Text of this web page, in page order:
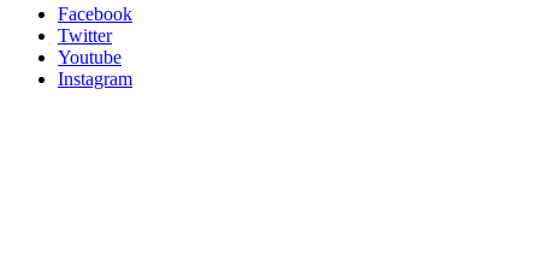
Facebook
Twitter
Youtube
Instagram